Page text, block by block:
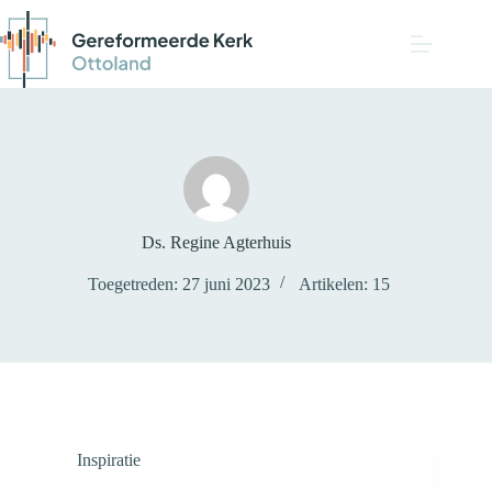
Ds. Regine Agterhuis
Toegetreden: 27 juni 2023 Artikelen: 15
Inspiratie